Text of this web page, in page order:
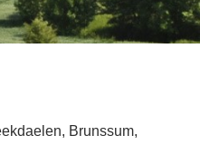
Brunssum,